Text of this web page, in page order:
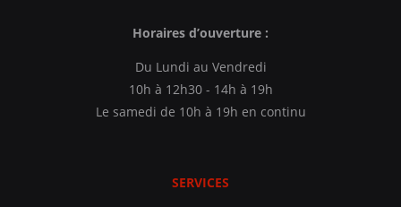
Horaires d’ouverture :
Du Lundi au Vendredi
10h à 12h30 - 14h à 19h
Le samedi de 10h à 19h en continu
SERVICES